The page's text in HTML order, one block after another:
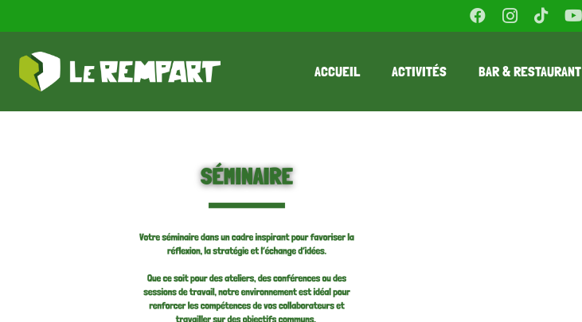
ACCUEIL ACTIVITÉS BAR & RESTAURANT